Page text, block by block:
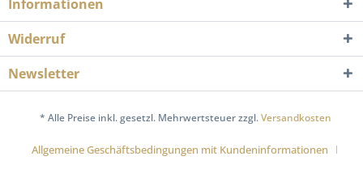
Informationen
Widerruf
Newsletter
* Alle Preise inkl. gesetzl. Mehrwertsteuer zzgl.Versandkosten
Allgemeine Geschäftsbedingungen mit Kundeninformationen